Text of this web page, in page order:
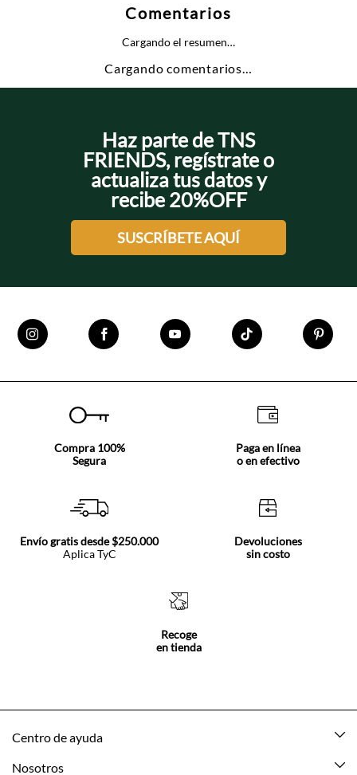
Comentarios
Cargando el resumen…
Cargando comentarios…
Haz parte de TNS
FRIENDS, regístrate o
actualiza tus datos y
recibe 20%OFF
SUSCRÍBETE AQUÍ
Compra 100%
Segura
Paga en línea
o en efectivo
Envío gratis desde $250.000
Aplica TyC
Devoluciones
sin costo
Recoge
en tienda
Centro de ayuda
Mis pedidos
Nosotros